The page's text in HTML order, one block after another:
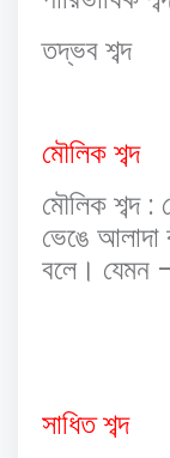
তদ্ভব শব্দ
মৌলিক শব্দ
মৌলিক শব্দ:
ভেঙে আলাদা
বলে। যেমন
সাধিত শব্দ